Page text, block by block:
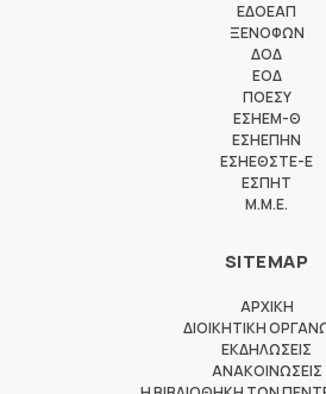
ΕΔΟΕΑΠ
ΞΕΝΟΦΩΝ
ΔΟΔ
ΕΟΔ
ΠΟΕΣΥ
ΕΣΗΕΜ-Θ
ΕΣΗΕΠΗΝ
ΕΣΗΕΘΣΤΕ-Ε
ΕΣΠΗΤ
M.M.E.
SITEMAP
ΑΡΧΙΚΗ
ΔΙΟΙΚΗΤΙΚΗ
ΕΚΔΗΛΩΣΕΙΣ
ΑΝΑΚΟΙΝΩΣΕΙΣ